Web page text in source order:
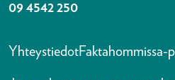
09 4542 250
YhteystiedotFaktahommissa-